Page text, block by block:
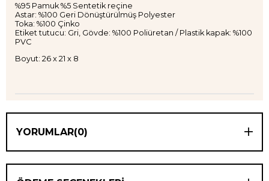
%95 Pamuk %5 Sentetik reçine
Astar: %100 Geri Dönüştürülmüş Polyester
Toka: %100 Çinko
Etiket tutucu: Gri, Gövde: %100 Poliüretan / Plastik kapak: %100
PVC
Boyut: 26 x 21 x 8
YORUMLAR(0)